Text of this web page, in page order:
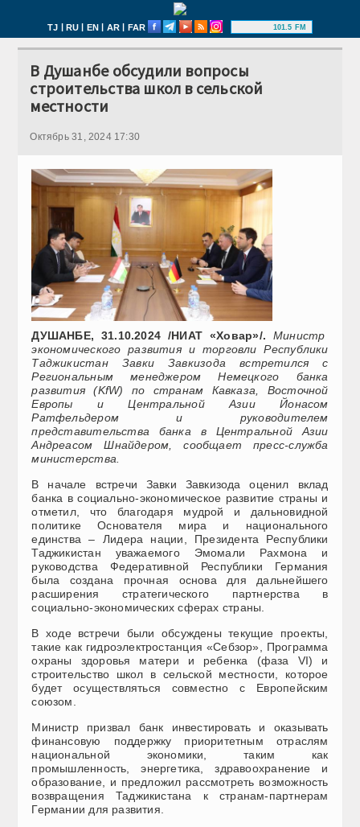
TJ | RU | EN | AR | FAR 101.5 FM
В Душанбе обсудили вопросы
строительства школ в сельской
местности
Октябрь 31, 2024 17:30
ДУШАНБЕ, 31.10.2024 /НИАТ «Ховар»/.
Министр
экономического развития и торговли Республики
Таджикистан Завки Завкизода встретился с
Региональным менеджером Немецкого банка
развития (KfW) по странам Кавказа, Восточной
Европы и Центральной Азии Йонасом
Ратфельдером и руководителем
представительства банка в Центральной Азии
Андреасом Шнайдером, сообщает пресс-служба
министерства.
В начале встречи Завки Завкизода оценил вклад
банка в социально-экономическое развитие страны и
отметил, что благодаря мудрой и дальновидной
политике Основателя мира и национального
единства – Лидера нации, Президента Республики
Таджикистан уважаемого Эмомали Рахмона и
руководства Федеративной Республики Германия
была создана прочная основа для дальнейшего
расширения стратегического партнерства в
социально-экономических сферах страны.
В ходе встречи были обсуждены текущие проекты,
такие как гидроэлектростанция «Себзор», Программа
охраны здоровья матери и ребенка (фаза VI) и
строительство школ в сельской местности, которое
будет осуществляться совместно с Европейским
союзом.
Министр призвал банк инвестировать и оказывать
финансовую поддержку приоритетным отраслям
национальной экономики, таким как
промышленность, энергетика, здравоохранение и
образование, и предложил рассмотреть возможность
возвращения Таджикистана к странам-партнерам
Германии для развития.